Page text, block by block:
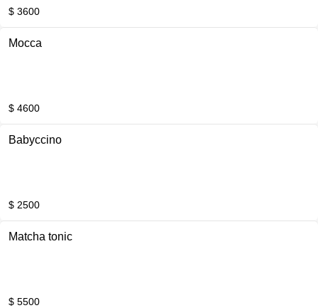
$ 3600
Mocca
$ 4600
Babyccino
$ 2500
Matcha tonic
$ 5500